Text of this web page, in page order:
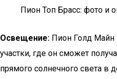
Пион Топ Брасс: фото и
Освещение: Пион Голд Майн
участки, где он сможет
прямого солнечного света в